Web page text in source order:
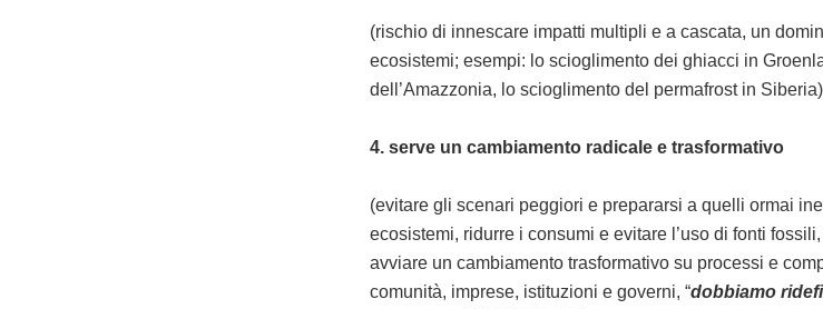
(rischio di innescare impatti multipli e a cascata, un
ecosistemi; esempi: lo scioglimento dei ghiacci in
dell’Amazzonia, lo scioglimento del permafrost in
4. serve un cambiamento radicale e trasformativo
(evitare gli scenari peggiori e prepararsi a quelli ormai
ecosistemi, ridurre i consumi e evitare l’uso di fonti
avviare un cambiamento trasformativo su processi e
comunità, imprese, istituzioni e governi, “dobbiamo